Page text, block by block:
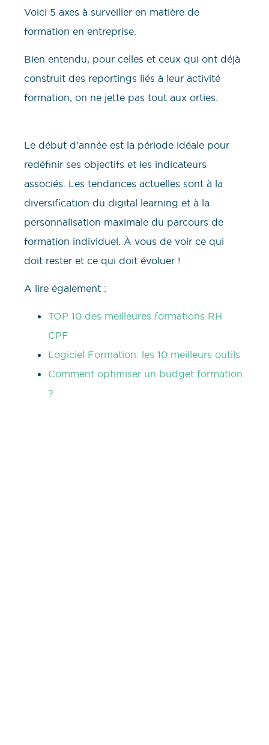
Voici 5 axes à surveiller en matière de
formation en entreprise.
Bien entendu, pour celles et ceux qui ont déjà
construit des reportings liés à leur activité
formation, on ne jette pas tout aux orties.
Le début d’année est la période idéale pour
redéfinir ses objectifs et les indicateurs
associés. Les tendances actuelles sont à la
diversification du digital learning et à la
personnalisation maximale du parcours de
formation individuel. À vous de voir ce qui
doit rester et ce qui doit évoluer !
A lire également :
TOP 10 des meilleures formations RH
CPF
Logiciel Formation: les 10 meilleurs outils
Comment optimiser un budget formation
?